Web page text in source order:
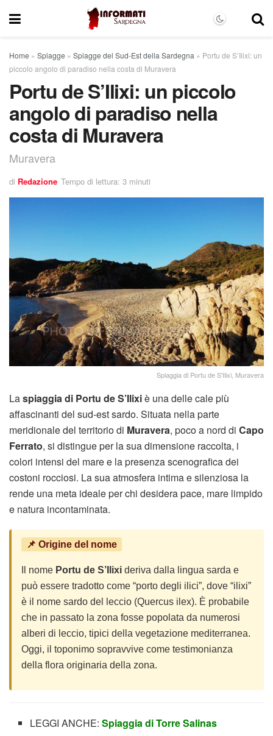
Home » Spiagge » Spiagge del Sud-Est della Sardegna » Portu de S’Ilixi: un
piccolo angolo di paradiso nella costa di Muravera
Portu de S’Ilixi: un piccolo
angolo di paradiso nella
costa di Muravera
Muravera
di Redazione Tempo di lettura: 3 minuti
Spiaggia di Portu de S'Ilixi, Muravera
Laspiaggia di Portu de S’Ilixiè una delle cale più
affascinanti del sud-est sardo. Situata nella parte
meridionale del territorio di Muravera, poco a nord di Capo
Ferrato, si distingue per la sua dimensione raccolta, i
colori intensi del mare e la presenza scenografica dei
costoni rocciosi. La sua atmosfera intima e silenziosa la
rende una meta ideale per chi desidera pace, mare limpido
e natura incontaminata.
📌 Origine del nome
Il nome Portu de S’Ilixi deriva dalla lingua sarda e
può essere tradotto come “porto degli ilici”, dove “ilixi”
è il nome sardo del leccio (Quercus ilex). È probabile
che in passato la zona fosse popolata da numerosi
alberi di leccio, tipici della vegetazione mediterranea.
Oggi, il toponimo sopravvive come testimonianza
della flora originaria della zona.
LEGGI ANCHE:Spiaggia di Torre Salinas